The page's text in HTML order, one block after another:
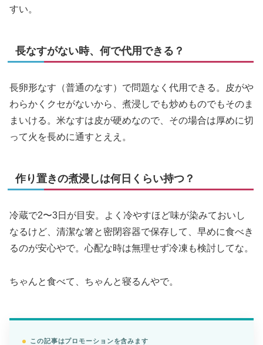
すい。
長なすがない時、何で代用できる？
長卵形なす（普通のなす）で問題なく代用できる。皮がや
わらかくクセがないから、煮浸しでも炒めものでもそのま
まいける。米なすは皮が硬めなので、その場合は厚めに切
って火を長めに通すとええ。
作り置きの煮浸しは何日くらい持つ？
冷蔵で2〜3日が目安。よく冷やすほど味が染みておいし
なるけど、清潔な箸と密閉容器で保存して、早めに食べき
るのが安心やで。心配な時は無理せず冷凍も検討してな。
ちゃんと食べて、ちゃんと寝るんやで。
この記事はプロモーションを含みます